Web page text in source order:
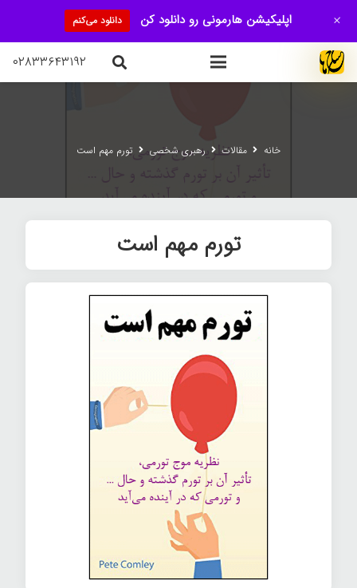
۰۲۸۳۳۶۴۳۱۹۲
خانه مقالات رهبری شخصی تورم مهم است
تورم مهم است
اپلیکیشن هارمونی رو دانلود کن دانلود می‌کنم +